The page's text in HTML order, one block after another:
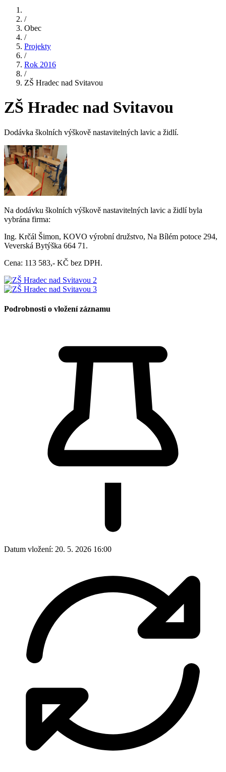
/
Obec
/
Projekty
/
Rok 2016
/
ZŠ Hradec nad Svitavou
ZŠ Hradec nad Svitavou
Dodávka školních výškově nastavitelných lavic a židlí.
Na dodávku školních výškově nastavitelných lavic a židlí byla
vybrána firma:
Ing. Krčál Šimon, KOVO výrobní družstvo, Na Bílém potoce 294,
Veverská Bytýška 664 71.
Cena: 113 583,- KČ bez DPH.
Podrobnosti o vložení záznamu
Datum vložení: 20. 5. 2026 16:00